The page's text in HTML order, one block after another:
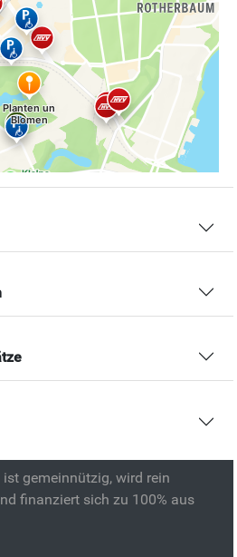
gemeinnützig, wird rein
finanziert sich zu 100% aus